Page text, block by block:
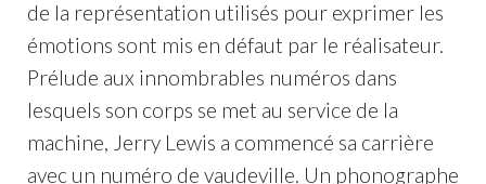
de la représentation utilisés pour exprimer les
émotions sont mis en défaut par le réalisateur.
Prélude aux innombrables numéros dans
lesquels son corps se met au service de la
machine, Jerry Lewis a commencé sa carrière
avec un numéro de vaudeville. Un phonographe